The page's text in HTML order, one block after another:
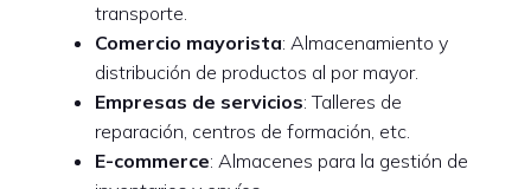
transporte.
Comercio mayorista: Almacenamiento y
distribución de productos al por mayor.
Empresas de servicios: Talleres de
reparación, centros de formación, etc.
E-commerce: Almacenes para la gestión de